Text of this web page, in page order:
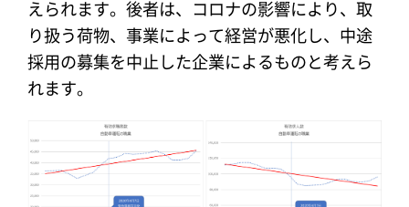
えられます。後者は、コロナの影響により、取
り扱う荷物、事業によって経営が悪化し、中途
採用の募集を中止した企業によるものと考えら
れます。